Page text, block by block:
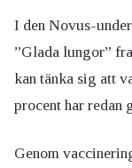
I den Novus-
”Glada lungor”
kan tänka sig att
procent har redan
Genom